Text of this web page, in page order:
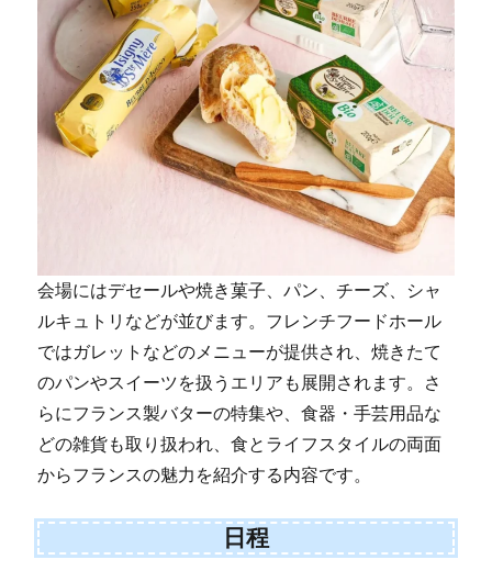
会場にはデセールや焼き菓子、パン、チーズ、シャ
ルキュトリなどが並びます。フレンチフードホール
ではガレットなどのメニューが提供され、焼きたて
のパンやスイーツを扱うエリアも展開されます。さ
らにフランス製バターの特集や、食器・手芸用品な
どの雑貨も取り扱われ、食とライフスタイルの両面
からフランスの魅力を紹介する内容です。
日程